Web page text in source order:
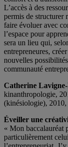
L’accès à des
permis de structurer
faire évoluer avec
l’espace pour
sera un lieu qui,
entrepreneures,
nouvelles
communauté
Catherine
kinanthropologie,
(kinésiologie), 2010,
Éveiller une
« Mon baccalauréat
particulièrement